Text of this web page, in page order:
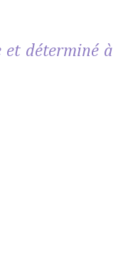
et déterminé à